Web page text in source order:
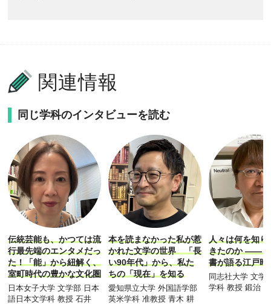
関連情報
同じ学科のインタビューを読む
伝統芸能も、かつては流
行最先端のエンタメだっ
た！「能」から紐解く、
室町時代の豊かな文化圏
日本女子大学 文学部 日本
語日本文学科 教授 石井
本を読まなかった私が惹
かれた文学の世界 「長
い90年代」から、私た
ちの「現在」を知る
愛知県立大学 外国語学部
英米学科 准教授 青木 耕
人々は何を知り
きたのか ――
書が語る江戸時
同志社大学 文学
学科 教授 鍛治